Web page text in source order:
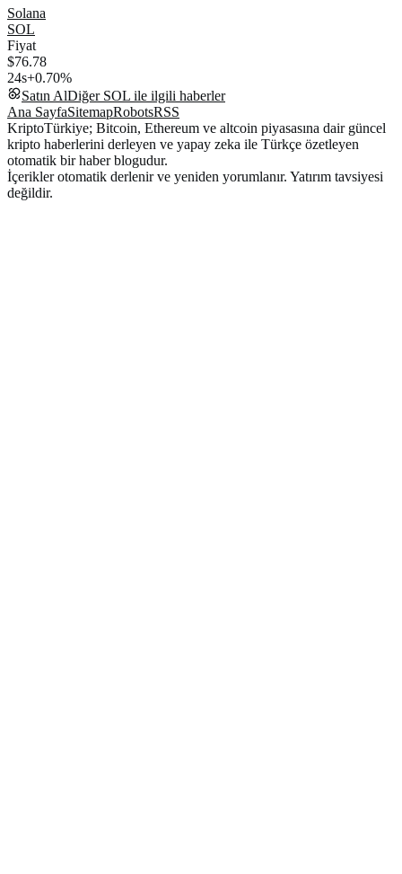
Solana
SOL
Fiyat
$76.78
24s+0.70%
Satın AlDiğer SOL ile ilgili haberler
Ana SayfaSitemapRobotsRSS
KriptoTürkiye; Bitcoin, Ethereum ve altcoin piyasasına dair güncel
kripto haberlerini derleyen ve yapay zeka ile Türkçe özetleyen
otomatik bir haber blogudur.
İçerikler otomatik derlenir ve yeniden yorumlanır. Yatırım tavsiyesi
değildir.